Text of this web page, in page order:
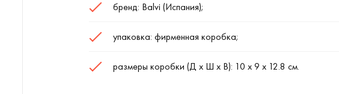
бренд: Balvi (Испания);
упаковка: фирменная коробка;
размеры коробки (Д х Ш х В): 10 х 9 х 12.8 см.